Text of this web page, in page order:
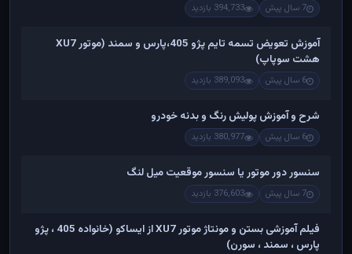
7 سال پیش 394,733 بازدید
آموزش تعویض تسمه تایم پژو 405،پارس و سمند (موتور XU7
هشت سوپاپ)
6 سال پیش 389,093 بازدید
شرح و آموزش پولیش رنگ و بدنه خودرو
6 سال پیش 380,977 بازدید
سنسور دور موتور یا سنسور موقعیت میل لنگ
7 سال پیش 376,603 بازدید
فیلم آموزشی بستن و مونتاژ موتور XU7 از ایساکو (خانواده 405 ، پژو
پارس ، سمند ، سورن)